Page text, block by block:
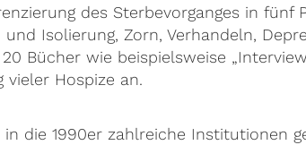
des Sterbevorganges in fünf
Isolierung, Zorn, Verhandeln,
Bücher wie beispielsweise
vieler Hospize an.
die 1990er zahlreiche Institutionen